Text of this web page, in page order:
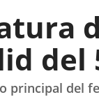
del
principal